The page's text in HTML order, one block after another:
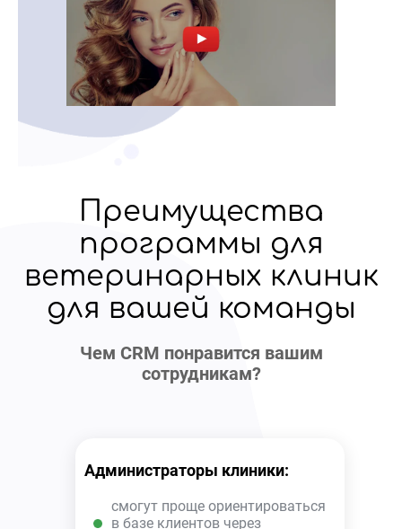
Преимущества
программы для
ветеринарных клиник
для вашей команды
Чем CRM понравится вашим
сотрудникам?
Администраторы клиники:
смогут проще ориентироваться
в базе клиентов через